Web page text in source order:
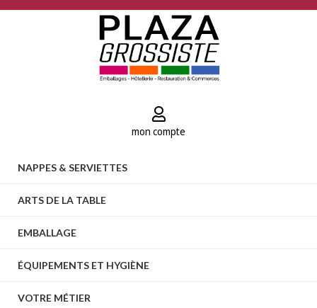
mon compte
NAPPES & SERVIETTES
ARTS DE LA TABLE
EMBALLAGE
ÉQUIPEMENTS ET HYGIÈNE
VOTRE MÉTIER